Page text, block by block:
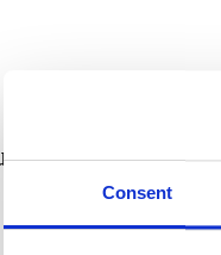
Consent
till Almedalen